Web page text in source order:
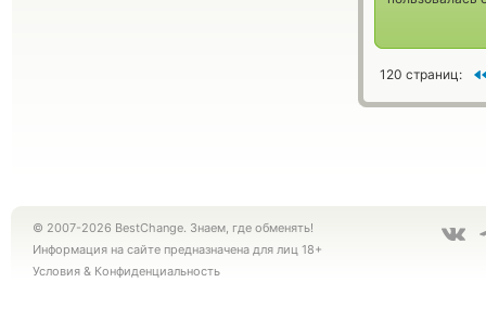
120 страниц:
© 2007-2026 BestChange. Знаем, где обменять!
Информация на сайте предназначена для лиц 18+
Условия & Конфиденциальность